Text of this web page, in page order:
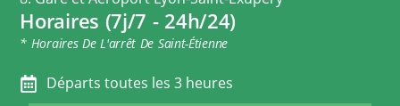
Horaires (7j/7 - 24h/24)
* Horaires De L'arrêt De Saint-Étienne
Départs toutes les 3 heures